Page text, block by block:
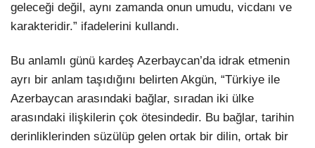
geleceği değil, aynı zamanda onun umudu, vicdanı ve
karakteridir.” ifadelerini kullandı.
Bu anlamlı günü kardeş Azerbaycan’da idrak etmenin
ayrı bir anlam taşıdığını belirten Akgün, “Türkiye ile
Azerbaycan arasındaki bağlar, sıradan iki ülke
arasındaki ilişkilerin çok ötesindedir. Bu bağlar, tarihin
derinliklerinden süzülüp gelen ortak bir dilin, ortak bir